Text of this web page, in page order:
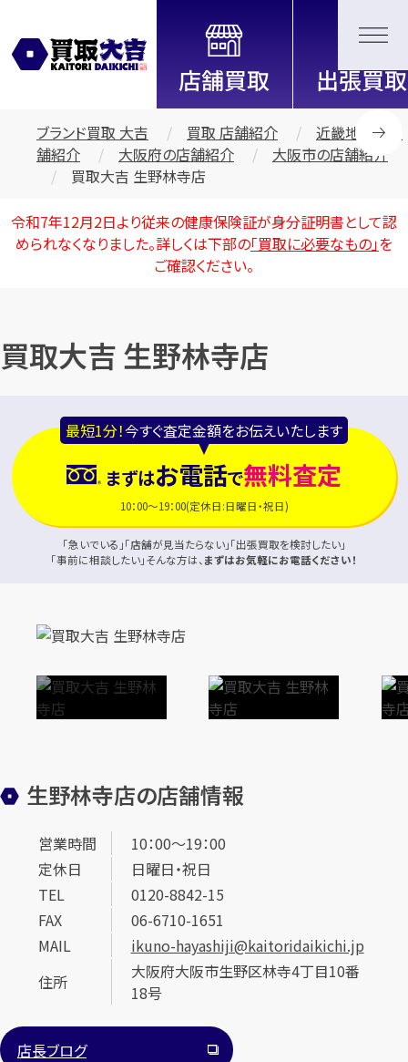
全国2200店舗以上展開中！
信頼と実績の買取専門店「買取大
吉」
カンタン無料
ブランド買取 大吉 買取 店舗紹介
近畿地区の店
舗紹介
大阪府の店舗紹介
大阪市の店舗紹介
買取大吉 生野林寺店
令和7年12月2日より従来の健康保険証が身分証明書として認
められなくなりました。詳しくは下部の「買取に必要なもの」を
ご確認ください。
買取大吉 生野林寺店
最短1分！今すぐ査定金額をお伝えいたします
まずはお電話で無料査定
10：00～19：00(定休日:日曜日・祝日)
「急いでいる」「店舗が見当たらない」「出張買取を検討したい」
「事前に相談したい」そんな方は、 まずはお気軽にお電話ください！
生野林寺店の店舗情報
営業時間
10：00～19：00
定休日
日曜日・祝日
TEL
0120-8842-15
FAX
06-6710-1651
MAIL
ikuno-hayashiji@kaitoridaikichi.jp
住所
大阪府大阪市生野区林寺4丁目10番
18号
店長ブログ